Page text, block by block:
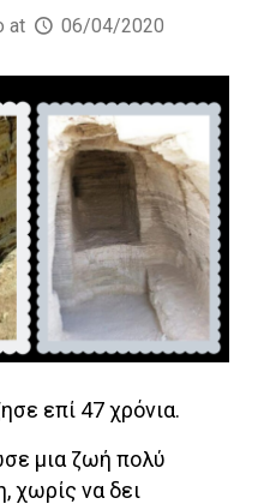
at 06/04/2020
επί 47 χρόνια.
μια ζωή πολύ
χωρίς να δει